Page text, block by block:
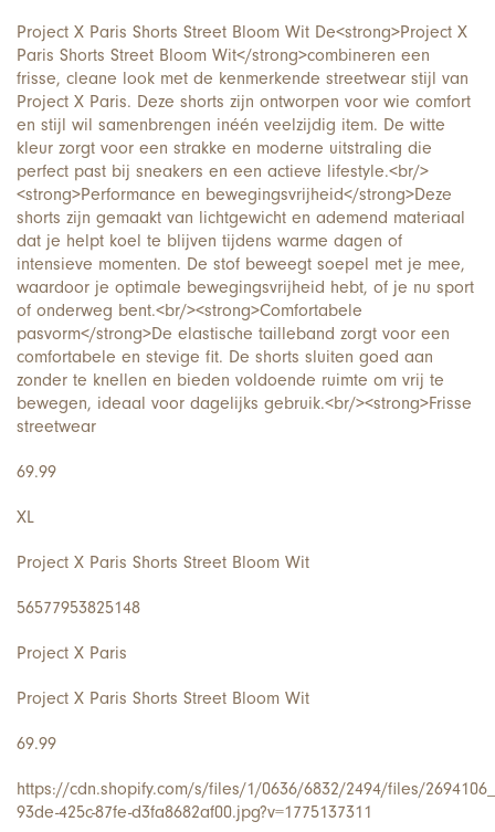
Project X Paris Shorts Street Bloom Wit De<strong>Project X
Paris Shorts Street Bloom Wit</strong>combineren een
frisse, cleane look met de kenmerkende streetwear stijl van
Project X Paris. Deze shorts zijn ontworpen voor wie comfort
en stijl wil samenbrengen inéén veelzijdig item. De witte
kleur zorgt voor een strakke en moderne uitstraling die
perfect past bij sneakers en een actieve lifestyle.<br/>
<strong>Performance en bewegingsvrijheid</strong>Deze
shorts zijn gemaakt van lichtgewicht en ademend materiaal
dat je helpt koel te blijven tijdens warme dagen of
intensieve momenten. De stof beweegt soepel met je mee,
waardoor je optimale bewegingsvrijheid hebt, of je nu sport
of onderweg bent.<br/><strong>Comfortabele
pasvorm</strong>De elastische tailleband zorgt voor een
comfortabele en stevige fit. De shorts sluiten goed aan
zonder te knellen en bieden voldoende ruimte om vrij te
bewegen, ideaal voor dagelijks gebruik.<br/><strong>Frisse
streetwear
69.99
XL
Project X Paris Shorts Street Bloom Wit
56577953825148
Project X Paris
Project X Paris Shorts Street Bloom Wit
69.99
https://cdn.shopify.com/s/files/1/0636/6832/2494/files/
93de-425c-87fe-d3fa8682af00.jpg?v=1775137311